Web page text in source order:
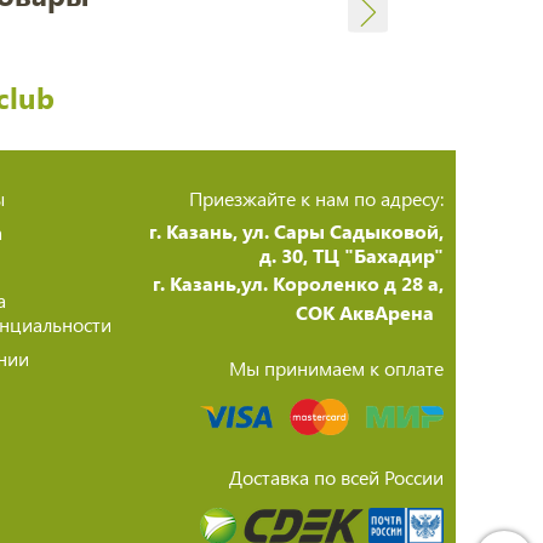
Приезжайте к нам по адресу:
г. Казань, ул. Сары Садыковой,
д. 30, ТЦ "Бахадир"
г. Казань,ул. Короленко д 28 а,
СОК АквАрена
Мы принимаем к оплате
Доставка по всей России